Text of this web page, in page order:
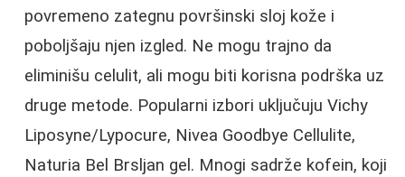
povremeno zategnu površinski sloj kože i
poboljšaju njen izgled. Ne mogu trajno da
eliminišu celulit, ali mogu biti korisna podrška uz
druge metode. Popularni izbori uključuju Vichy
Liposyne/Lypocure, Nivea Goodbye Cellulite,
Naturia Bel Brsljan gel. Mnogi sadrže kofein, koji